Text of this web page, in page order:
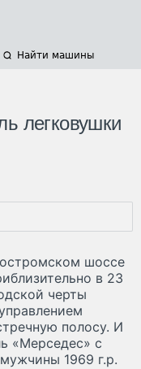
Найти машины
легковушки
шоссе
в 23
черты
полосу. И
«Мерседес» с
1969 г.р.